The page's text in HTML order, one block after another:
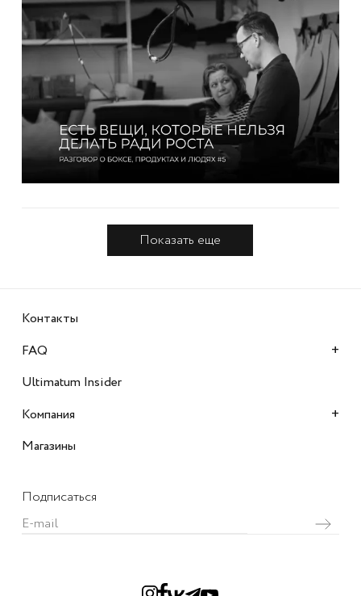
Показать еще
Контакты
FAQ
+
Ultimatum Insider
Компания
+
Магазины
Подписаться